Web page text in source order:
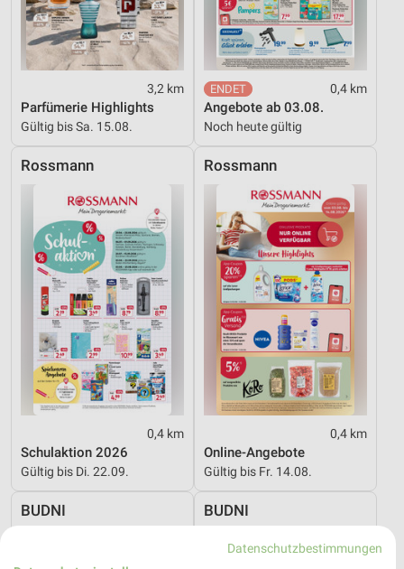
3,2 km
Parfümerie Highlights
Gültig bis Sa. 15.08.
0,4 km
Angebote ab 03.08.
Noch heute gültig
Rossmann
0,4 km
Schulaktion 2026
Gültig bis Di. 22.09.
Rossmann
0,4 km
Online-Angebote
Gültig bis Fr. 14.08.
BUDNI BUDNI
Datenschutzbestimmungen